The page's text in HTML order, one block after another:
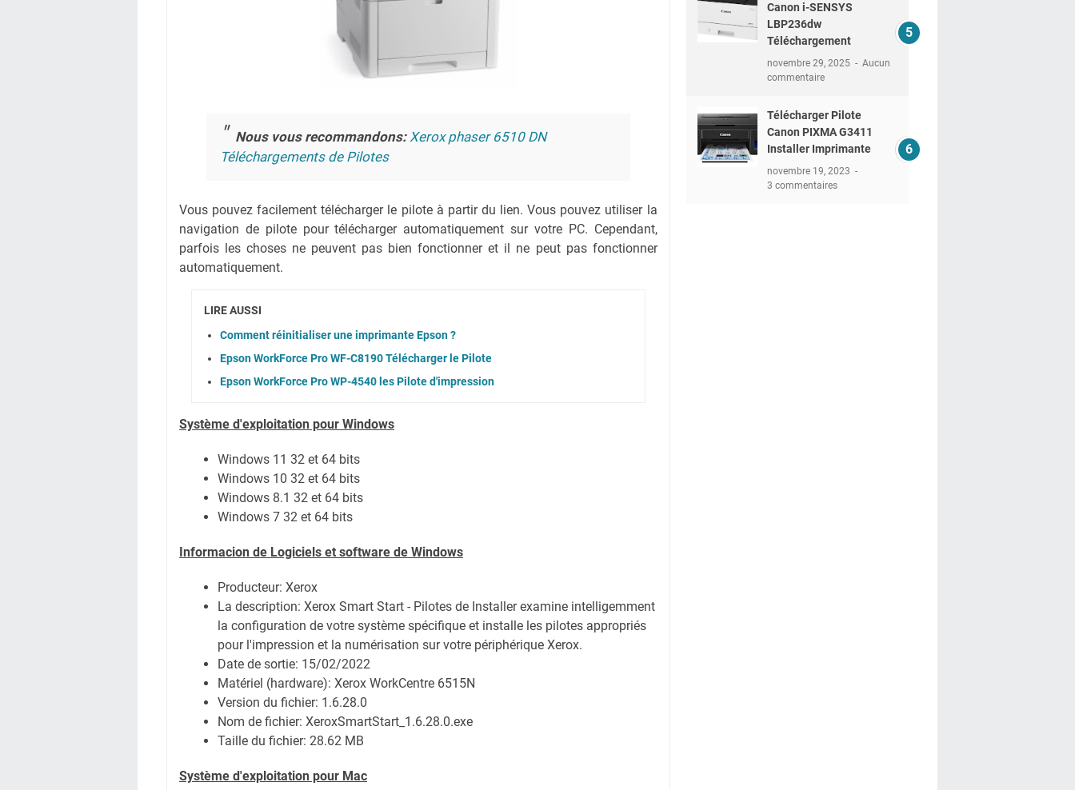
Nous vous recommandons: Xerox phaser 6510 DN
Téléchargements de Pilotes
Vous pouvez facilement télécharger le pilote à partir du lien.Vous pouvez utiliser la
navigation de pilote pour télécharger automatiquement sur votre PC. Cependant,
parfois les choses ne peuvent pas bien fonctionner et il ne peut pas fonctionner
automatiquement.
LIRE AUSSI
Comment réinitialiser une imprimante Epson ?
Epson WorkForce Pro WF-C8190 Télécharger le Pilote
Epson WorkForce Pro WP-4540 les Pilote d'impression
Système d'exploitation pour Windows
Windows 11 32 et 64 bits
Windows 10 32 et 64 bits
Windows 8.1 32 et 64 bits
Windows 7 32 et 64 bits
Informacion de Logiciels et software de Windows
Producteur: Xerox
La description: Xerox Smart Start - Pilotes de Installer examine intelligemment
la configuration de votre système spécifique et installe les pilotes appropriés
pour l'impression et la numérisation sur votre périphérique Xerox.
Date de sortie: 15/02/2022
Matériel (hardware): Xerox WorkCentre 6515N
Version du fichier: 1.6.28.0
Nom de fichier: XeroxSmartStart_1.6.28.0.exe
Taille du fichier: 28.62 MB
Système d'exploitation pour Mac
Canon i-SENSYS
LBP236dw
Téléchargement
novembre 29, 2025
Aucun
commentaire
Télécharger Pilote
Canon PIXMA G3411
Installer Imprimante
novembre 19, 2023
3 commentaires